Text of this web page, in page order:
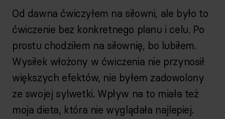
Od dawna ćwiczyłem na siłowni, ale było to
ćwiczenie bez konkretnego planu i celu. Po
prostu chodziłem na siłownię, bo lubiłem.
Wysiłek włożony w ćwiczenia nie przynosił
większych efektów, nie byłem zadowolony
ze swojej sylwetki. Wpływ na to miała też
moja dieta, która nie wyglądała najlepiej.